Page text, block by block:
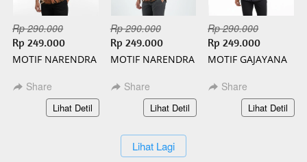
Rp 290.000
Rp 249.000
MOTIF NARENDRA
SLIMFIT
Share
`Lihat Detil
Rp 290.000
Rp 249.000
MOTIF NARENDRA
SLIMFIT
Share
`
Lihat Detil
Rp 290.000
Rp 249.000
MOTIF GAJAYANA
SLIMFIT
Share
`Lihat Detil
`Lihat Lagi